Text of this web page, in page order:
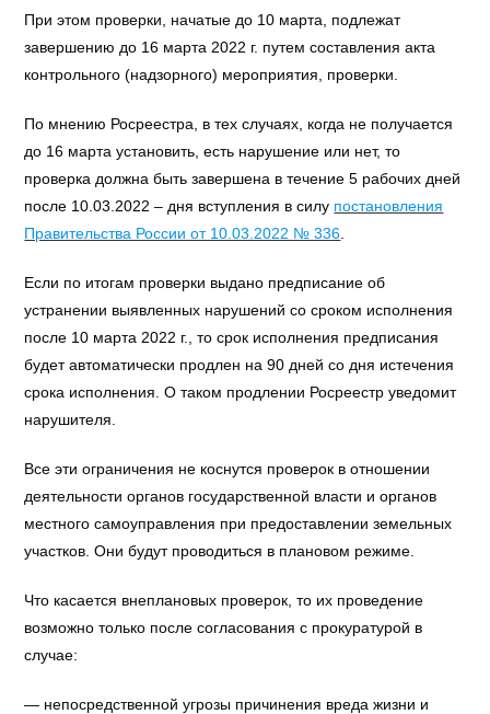
При этом проверки, начатые до 10 марта, подлежат
завершению до 16 марта 2022 г. путем составления акта
контрольного (надзорного) мероприятия, проверки.
По мнению Росреестра, в тех случаях, когда не получается
до 16 марта установить, есть нарушение или нет, то
проверка должна быть завершена в течение 5 рабочих дней
после 10.03.2022 – дня вступления в силу постановления
Правительства России от 10.03.2022 № 336
Если по итогам проверки выдано предписание об
устранении выявленных нарушений со сроком исполнения
после 10 марта 2022 г., то срок исполнения предписания
будет автоматически продлен на 90 дней со дня истечения
срока исполнения. О таком продлении Росреестр уведомит
нарушителя.
Все эти ограничения не коснутся проверок в отношении
деятельности органов государственной власти и органов
местного самоуправления при предоставлении земельных
участков. Они будут проводиться в плановом режиме.
Что касается внеплановых проверок, то их проведение
возможно только после согласования с прокуратурой в
случае:
— непосредственной угрозы причинения вреда жизни и